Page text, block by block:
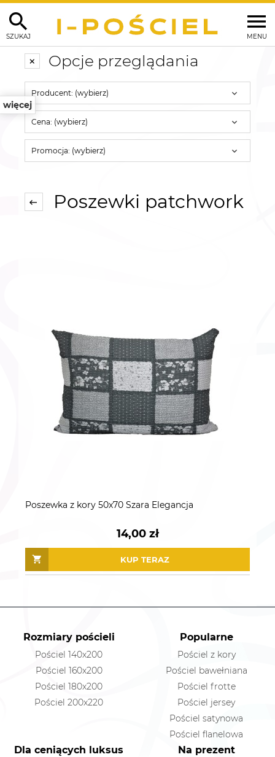
MENU
SZUKAJ
więcej
Opcje przeglądania
Producent: (wybierz)
Cena: (wybierz)
Promocja: (wybierz)
Poszewki patchwork
Poszewka z kory 50x70 Szara Elegancja
14,00 zł
KUP TERAZ
Rozmiary pościeli
Pościel 140x200
Pościel 160x200
Pościel 180x200
Pościel 200x220
Popularne
Pościel z kory
Pościel bawełniana
Pościel frotte
Pościel jersey
Pościel satynowa
Pościel flanelowa
Dla ceniących luksus Na prezent